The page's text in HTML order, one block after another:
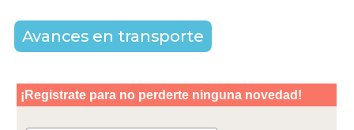
Avances en transporte